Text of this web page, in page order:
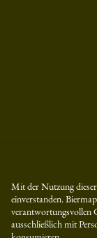
Mit der Nutzung
einverstanden.
verantwortungsvollen
ausschließlich mit